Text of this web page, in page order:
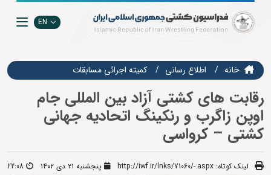
EN
خانه اطلاع رسانی كميته اجرائي مسابقات
رقابت های کشتی آزاد بین المللی جام
اوپن زاگرب و رنکینگ اتحادیه جهانی
کشتی – کرواسی
لینک کوتاه: http://iwf.ir/lnks/71060/-.aspx پنجشنبه ۲۱ دی ۱۴۰۲ 22:08